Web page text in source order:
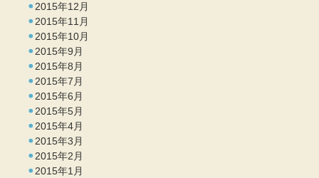
2015年12月
2015年11月
2015年10月
2015年9月
2015年8月
2015年7月
2015年6月
2015年5月
2015年4月
2015年3月
2015年2月
2015年1月